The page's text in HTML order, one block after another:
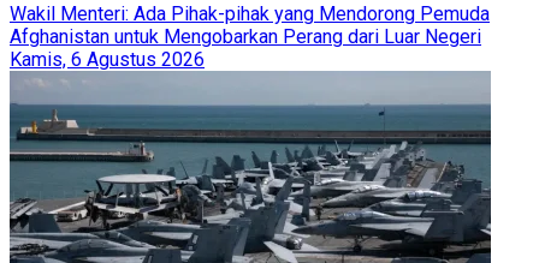
Wakil Menteri: Ada Pihak-pihak yang Mendorong Pemuda
Afghanistan untuk Mengobarkan Perang dari Luar Negeri
Kamis, 6 Agustus 2026